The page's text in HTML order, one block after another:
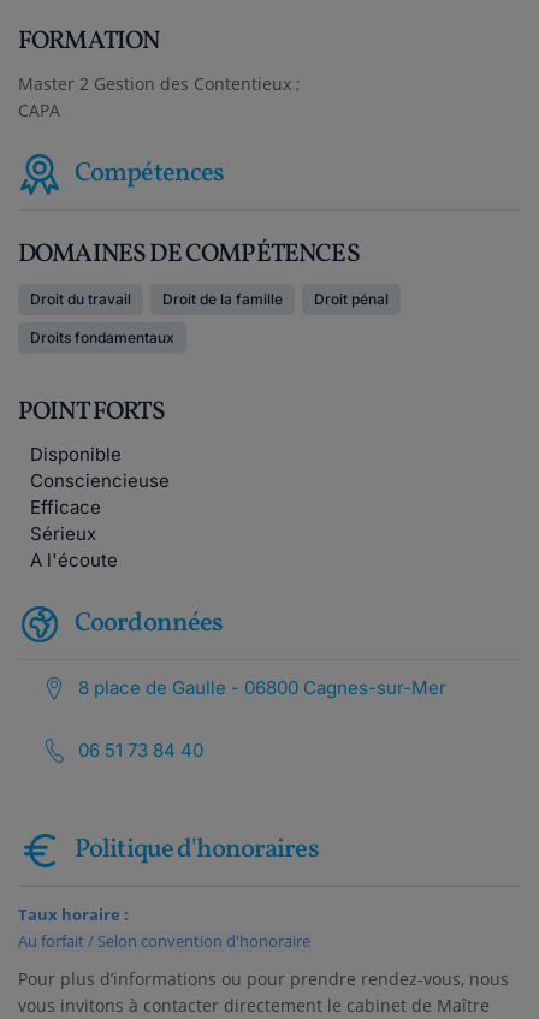
FORMATION
Master 2 Gestion des Contentieux ;
CAPA
Compétences
DOMAINES DE COMPÉTENCES
Droit du travail Droit de la famille Droit pénal
Droits fondamentaux
POINT FORTS
Disponible
Consciencieuse
Efficace
Sérieux
A l'écoute
Coordonnées
8 place de Gaulle - 06800 Cagnes-sur-Mer
06 51 73 84 40
Politique d'honoraires
Taux horaire :
Au forfait / Selon convention d'honoraire
Pour plus d’informations ou pour prendre rendez-vous, nous
vous invitons à contacter directement le cabinet de Maître